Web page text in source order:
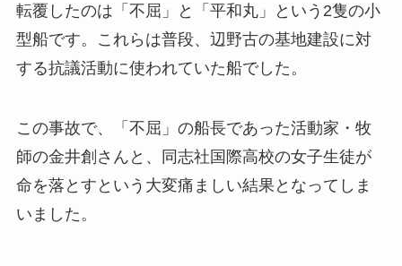
転覆したのは「不屈」と「平和丸」という2隻の小
型船です。これらは普段、辺野古の基地建設に対
する抗議活動に使われていた船でした。
この事故で、「不屈」の船長であった活動家・牧
師の金井創さんと、同志社国際高校の女子生徒が
命を落とすという大変痛ましい結果となってしま
いました。